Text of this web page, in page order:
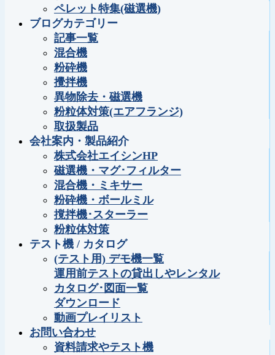
ペレット特集(磁選機)
ブログカテゴリー
記事一覧
混合機
粉砕機
攪拌機
異物除去・磁選機
粉粒体対策(エアフランジ)
取扱製品
会社案内・製品紹介
株式会社エイシンHP
磁選機・マグ･フィルター
混合機・ミキサー
粉砕機・ボールミル
撹拌機･スターラー
粉粒体対策
テスト機 / カタログ
(テスト用) デモ機一覧
運用前テストの貸出しやレンタル
カタログ･図面一覧
ダウンロード
動画プレイリスト
お問い合わせ
資料請求やテスト機